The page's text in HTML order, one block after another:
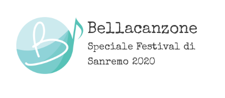
content
Bellacanzone
Speciale Festival di
Sanremo 2020